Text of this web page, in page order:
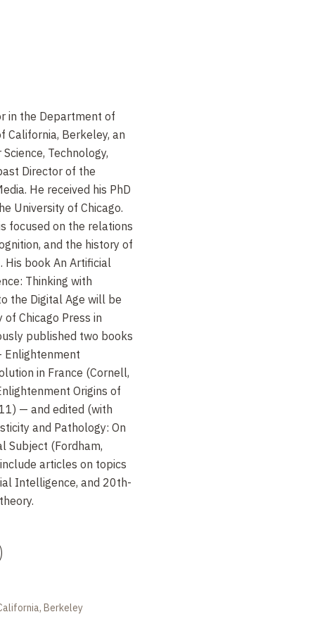
in the Department of
California, Berkeley, an
Technology,
Director of the
He received his PhD
University of Chicago.
focused on the relations
and the history of
book An Artificial
Thinking with
the Digital Age will be
Chicago Press in
published two books
Enlightenment
in France (Cornell,
Origins of
— and edited (with
and Pathology: On
Subject (Fordham,
articles on topics
Intelligence, and 20th-
Berkeley